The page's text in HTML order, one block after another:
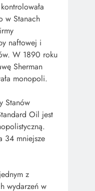
w Stanach
naftowej i
W 1890 roku
Sherman
monopoli.
Stanów
Oil jest
34 mniejsze
z
wydarzeń w